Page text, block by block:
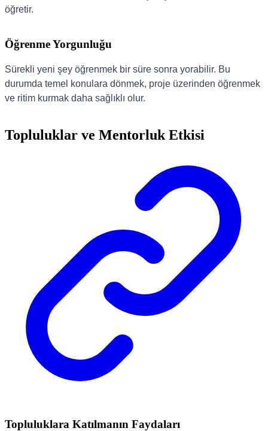
öğretir.
Öğrenme Yorgunluğu
Sürekli yeni şey öğrenmek bir süre sonra yorabilir. Bu
durumda temel konulara dönmek, proje üzerinden öğrenmek
ve ritim kurmak daha sağlıklı olur.
Topluluklar ve Mentorluk Etkisi
Topluluklara Katılmanın Faydaları